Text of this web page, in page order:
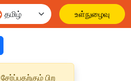
உள்நுழைவு
பிற